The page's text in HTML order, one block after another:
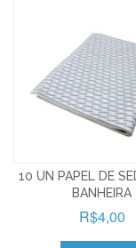
10 UN PAPEL DE
BANHEIRA
R$4,00